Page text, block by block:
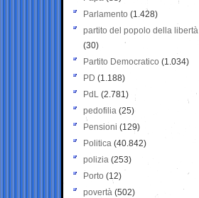
Parlamento (1.428)
partito del popolo della libertà
(30)
Partito Democratico (1.034)
PD (1.188)
PdL (2.781)
pedofilia (25)
Pensioni (129)
Politica (40.842)
polizia (253)
Porto (12)
povertà (502)